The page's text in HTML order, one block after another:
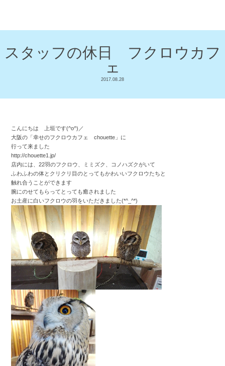
スタッフの休日 フクロウカフ
ェ
2017.08.28
こんにちは 上垣です(^o^)／
大阪の「幸せのフクロウカフェ chouette」に
行って来ました
http://chouette1.jp/
店内には、22羽のフクロウ、ミミズク、コノハズクがいて
ふわふわの体とクリクリ目のとってもかわいいフクロウたちと
触れ合うことができます
腕にのせてもらってとっても癒されました
お土産に白いフクロウの羽をいただきました(*^_^*)